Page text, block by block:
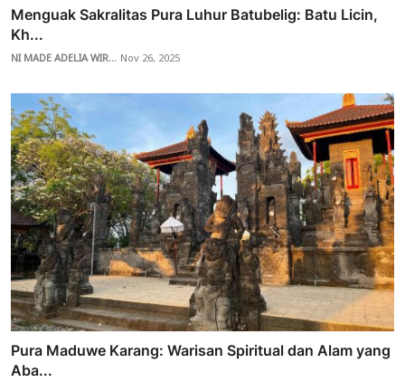
Menguak Sakralitas Pura Luhur Batubelig: Batu Licin,
Kh...
NI MADE ADELIA WIR... Nov 26, 2025
Pura Maduwe Karang: Warisan Spiritual dan Alam yang
Aba...